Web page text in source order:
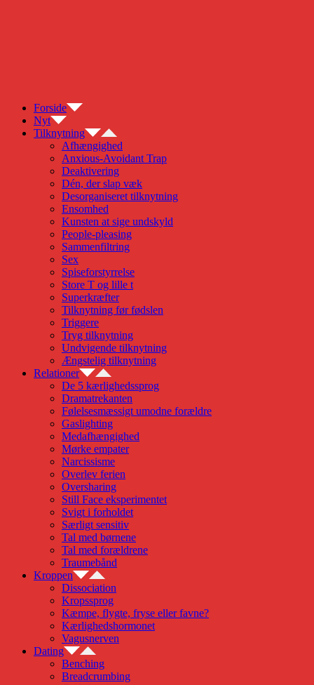
Forside
Nyt
Tilknytning
Afhængighed
Anxious-Avoidant Trap
Deaktivering
Dén, der slap væk
Desorganiseret tilknytning
Ensomhed
Kunsten at sige undskyld
People-pleasing
Sammenfiltring
Sex
Spiseforstyrrelse
Store T og lille t
Superkræfter
Tilknytning før fødslen
Triggere
Tryg tilknytning
Undvigende tilknytning
Ængstelig tilknytning
Relationer
De 5 kærlighedssprog
Dramatrekanten
Følelsesmæssigt umodne forældre
Gaslighting
Medafhængighed
Mørke empater
Narcissisme
Overlev ferien
Oversharing
Still Face eksperimentet
Svigt i forholdet
Særligt sensitiv
Tal med børnene
Tal med forældrene
Traumebånd
Kroppen
Dissociation
Kropssprog
Kæmpe, flygte, fryse eller favne?
Kærlighedshormonet
Vagusnerven
Dating
Benching
Breadcrumbing